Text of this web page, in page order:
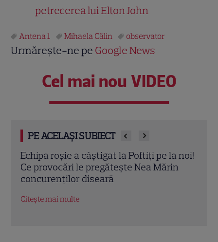
petrecerea lui Elton John
Antena 1 Mihaela Călin observator
Urmărește-ne pe Google News
Cel mai nou VIDEO
PE ACELAȘI SUBIECT
Iuliana Pepene, despre viața la ora 3
dimineața: „Nu este întotdeauna ușor”.
Ce sacrificii face prezentatoarea